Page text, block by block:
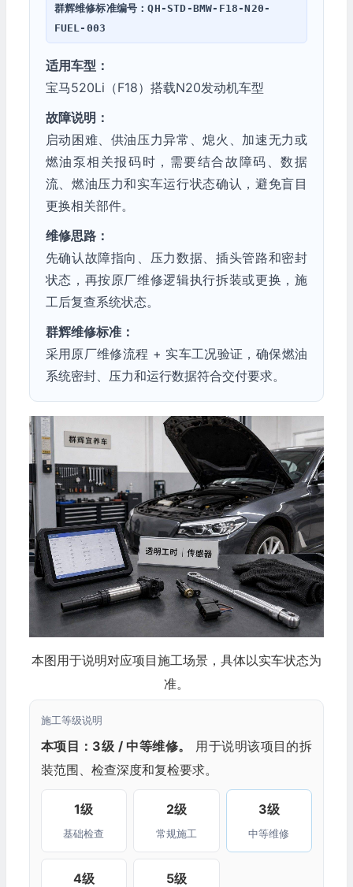
群辉维修标准编号：QH-STD-BMW-F18-N20-
FUEL-003
适用车型：
宝马520Li（F18）搭载N20发动机车型
故障说明：
启动困难、供油压力异常、熄火、加速无力或
燃油泵相关报码时，需要结合故障码、数据
流、燃油压力和实车运行状态确认，避免盲目
更换相关部件。
维修思路：
先确认故障指向、压力数据、插头管路和密封
状态，再按原厂维修逻辑执行拆装或更换，施
工后复查系统状态。
群辉维修标准：
采用原厂维修流程 + 实车工况验证，确保燃油
系统密封、压力和运行数据符合交付要求。
本图用于说明对应项目施工场景，具体以实车状态为
准。
施工等级说明
本项目：3级 / 中等维修。
用于说明该项目的拆
装范围、检查深度和复检要求。
1级
基础检查
2级
常规施工
3级
中等维修
4级 5级